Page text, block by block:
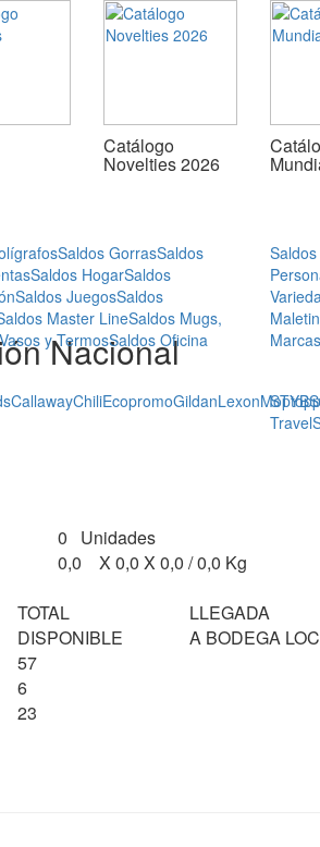
Catálogo
Novelties 2026
Saldos GorrasSaldos
Saldos HogarSaldos
Saldos JuegosSaldos
Master LineSaldos Mugs,
y TermosSaldos Oficina
Marcas
CallawayChiliEcopromoGildanLexon STYB
Travel
Nacional
0 Unidades
0,0 X 0,0 X 0,0 / 0,0 Kg
TOTAL
DISPONIBLE
LLEGADA
A BODEGA
57
6
23